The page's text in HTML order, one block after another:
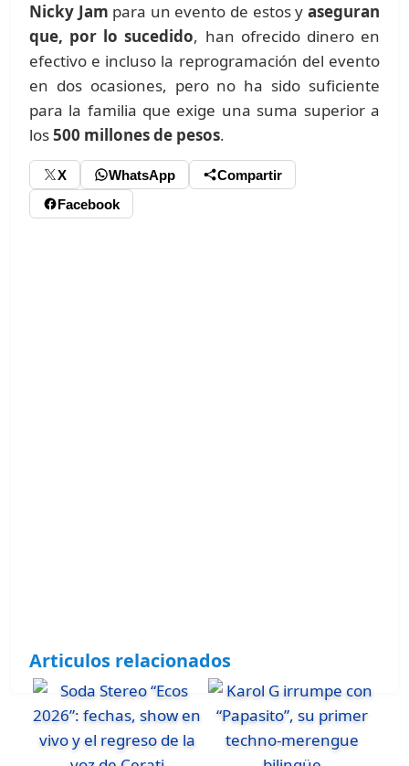
Nicky Jam para un evento de estos y aseguran
que, por lo sucedido, han ofrecido dinero en
efectivo e incluso la reprogramación del evento
en dos ocasiones, pero no ha sido suficiente
para la familia que exige una suma superior a
los500 millones de pesos.
X WhatsApp
Compartir
Facebook
Articulos relacionados